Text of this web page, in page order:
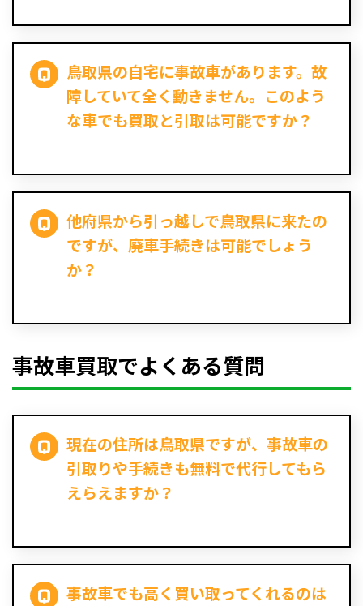
鳥取県の自宅に事故車があります。故
障していて全く動きません。このよう
な車でも買取と引取は可能ですか？
他府県から引っ越しで鳥取県に来たの
ですが、廃車手続きは可能でしょう
か？
事故車買取でよくある質問
現在の住所は鳥取県ですが、事故車の
引取りや手続きも無料で代行してもら
えらえますか？
事故車でも高く買い取ってくれるのは